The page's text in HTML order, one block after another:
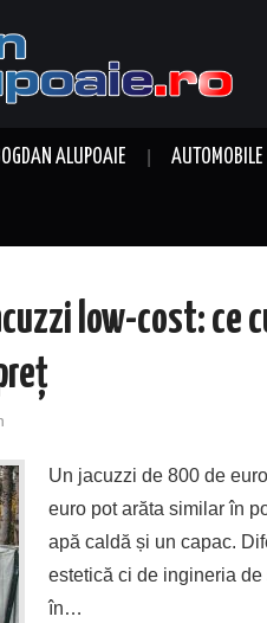
ALUPOAIE AUTOMOBILE
low-cost: ce
Un jacuzzi de 800 de
euro pot arăta similar în
apă caldă și un capac.
estetică ci de ingineria
în…